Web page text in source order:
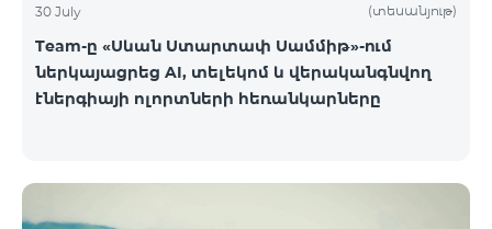
30 July (տեսանյութ)
Team-ը «Սևան Ստարտափ Սամմիթ»-ում
ներկայացրեց AI, տելեկոմ և վերականգնվող
էներգիայի ոլորտների հեռանկարները